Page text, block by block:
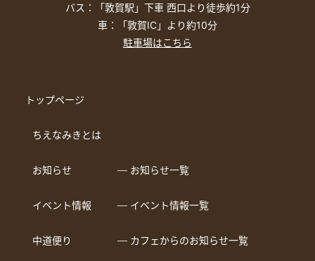
バス：「敦賀駅」下車 西口より徒歩約1分
車：「敦賀IC」より約10分
駐車場はこちら
トップページ
ちえなみきとは
お知らせ ― お知らせ一覧
イベント情報 ― イベント情報一覧
中道便り ― カフェからのお知らせ一覧